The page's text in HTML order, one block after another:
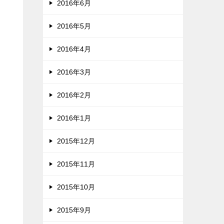
2016年6月
2016年5月
2016年4月
2016年3月
2016年2月
2016年1月
2015年12月
2015年11月
2015年10月
2015年9月